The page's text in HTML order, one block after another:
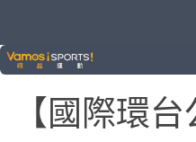
自行車
【國際環